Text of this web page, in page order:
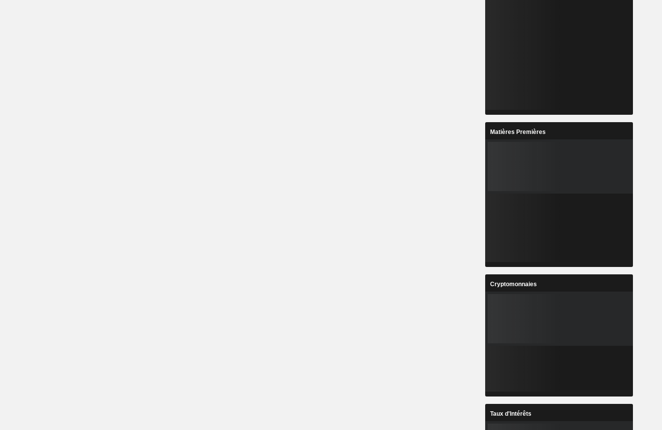
Matières Premières
Cryptomonnaies
Taux d'Intérêts